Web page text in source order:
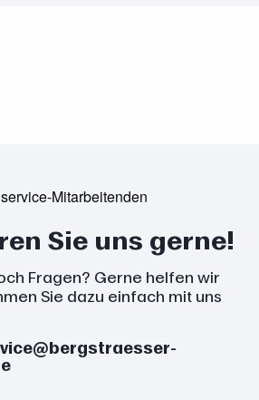
Sie uns gerne!
Fragen? Gerne helfen wir
Sie dazu einfach mit uns